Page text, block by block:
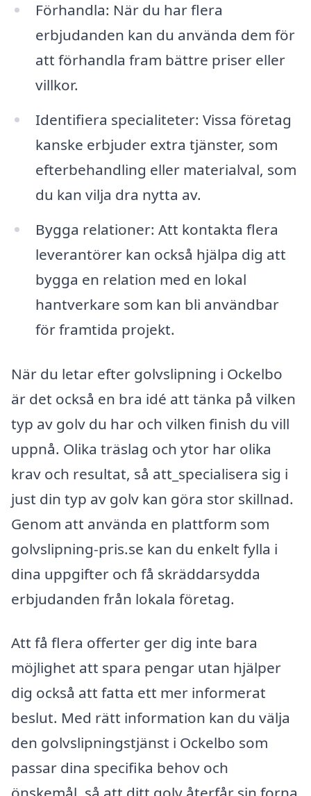
Förhandla: När du har flera
erbjudanden kan du använda dem för
att förhandla fram bättre priser eller
villkor.
Identifiera specialiteter: Vissa företag
kanske erbjuder extra tjänster, som
efterbehandling eller materialval, som
du kan vilja dra nytta av.
Bygga relationer: Att kontakta flera
leverantörer kan också hjälpa dig att
bygga en relation med en lokal
hantverkare som kan bli användbar
för framtida projekt.
När du letar efter golvslipning i Ockelbo
är det också en bra idé att tänka på vilken
typ av golv du har och vilken finish du vill
uppnå. Olika träslag och ytor har olika
krav och resultat, så att_specialisera sig i
just din typ av golv kan göra stor skillnad.
Genom att använda en plattform som
golvslipning-pris.se kan du enkelt fylla i
dina uppgifter och få skräddarsydda
erbjudanden från lokala företag.
Att få flera offerter ger dig inte bara
möjlighet att spara pengar utan hjälper
dig också att fatta ett mer informerat
beslut. Med rätt information kan du välja
den golvslipningstjänst i Ockelbo som
passar dina specifika behov och